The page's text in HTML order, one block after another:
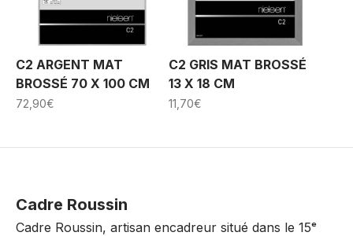
C2 ARGENT MAT
BROSSÉ 70 X 100 CM
72,90€
C2 GRIS MAT BROSSÉ
13 X 18 CM
11,70€
Cadre Roussin
Cadre Roussin, artisan encadreur situé dans le 15ᵉ